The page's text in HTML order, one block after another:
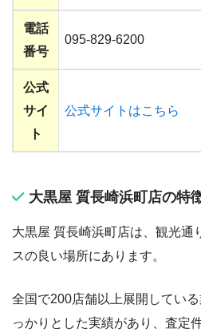
電話
番号
095-829-6200
公式
サイ
ト
公式サイトはこちら
大黒屋 質長崎浜町店の特
大黒屋 質長崎浜町店は、観光通
スの良い場所にあります。
全国で200店舗以上展開してい
っかりとした実績があり、査定